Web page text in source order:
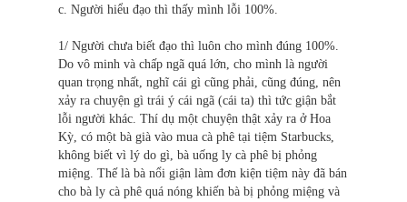
c. Người hiểu đạo thì thấy mình lỗi 100%.
1/ Người chưa biết đạo thì luôn cho mình đúng 100%.
Do vô minh và chấp ngã quá lớn, cho mình là người
quan trọng nhất, nghĩ cái gì cũng phải, cũng đúng, nên
xảy ra chuyện gì trái ý cái ngã (cái ta) thì tức giận bắt
lỗi người khác. Thí dụ một chuyện thật xảy ra ở Hoa
Kỳ, có một bà già vào mua cà phê tại tiệm Starbucks,
không biết vì lý do gì, bà uống ly cà phê bị phỏng
miệng. Thế là bà nổi giận làm đơn kiện tiệm này đã bán
cho bà ly cà phê quá nóng khiến bà bị phỏng miệng và